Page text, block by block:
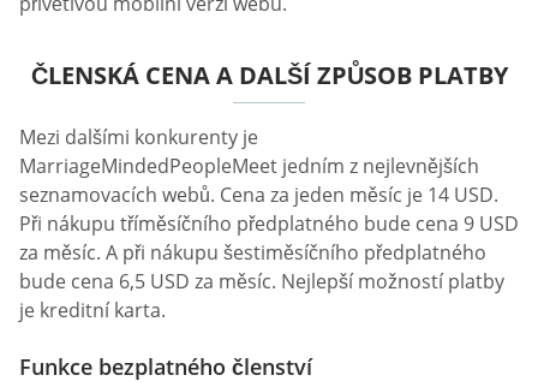
ČLENSKÁ CENA A DALŠÍ ZPŮSOB PLATBY
Mezi dalšími konkurenty je
MarriageMindedPeopleMeet jedním z nejlevnějších
seznamovacích webů. Cena za jeden měsíc je 14 USD.
Při nákupu tříměsíčního předplatného bude cena 9 USD
za měsíc. A při nákupu šestiměsíčního předplatného
bude cena 6,5 USD za měsíc. Nejlepší možností platby
je kreditní karta.
Funkce bezplatného členství